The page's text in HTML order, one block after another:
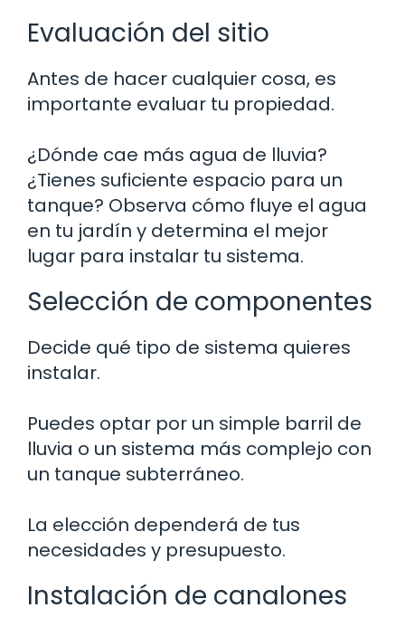
Evaluación del sitio
Antes de hacer cualquier cosa, es
importante evaluar tu propiedad.
¿Dónde cae más agua de lluvia?
¿Tienes suficiente espacio para un
tanque? Observa cómo fluye el agua
en tu jardín y determina el mejor
lugar para instalar tu sistema.
Selección de componentes
Decide qué tipo de sistema quieres
instalar.
Puedes optar por un simple barril de
lluvia o un sistema más complejo con
un tanque subterráneo.
La elección dependerá de tus
necesidades y presupuesto.
Instalación de canalones